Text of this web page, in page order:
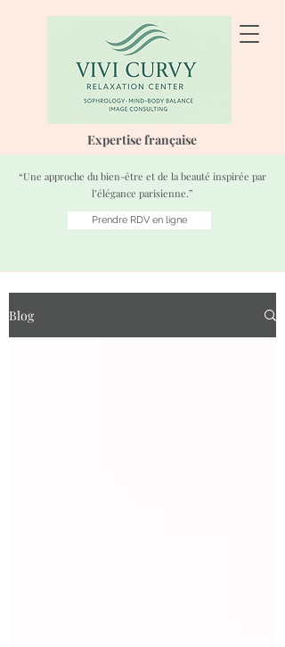
Expertise française
“Une approche du bien-être et de la beauté inspirée par
l’élégance parisienne.”
Prendre RDV en ligne
Blog